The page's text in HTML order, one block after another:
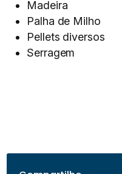
Madeira
Palha de Milho
Pellets diversos
Serragem